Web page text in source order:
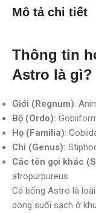
Mô tả chi tiết
Thông tin
Astro là gì?
Giới (Regnum):
Bộ (Ordo):
Họ (Familia):
Chi (Genus):
Các tên gọi khác
atropurpureus
Cá bống Astro là
dòng suối sạch ở